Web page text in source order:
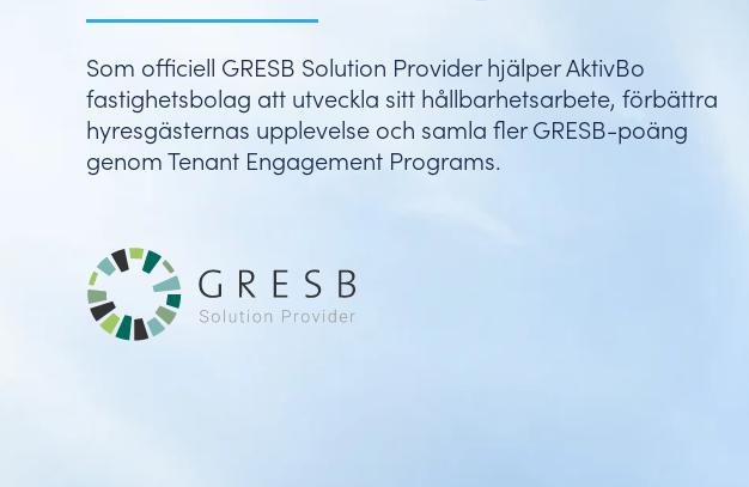
Som officiell GRESB Solution Provider hjälper AktivBo
fastighetsbolag att utveckla sitt hållbarhetsarbete, förbättra
hyresgästernas upplevelse och samla fler GRESB-poäng
genom Tenant Engagement Programs.